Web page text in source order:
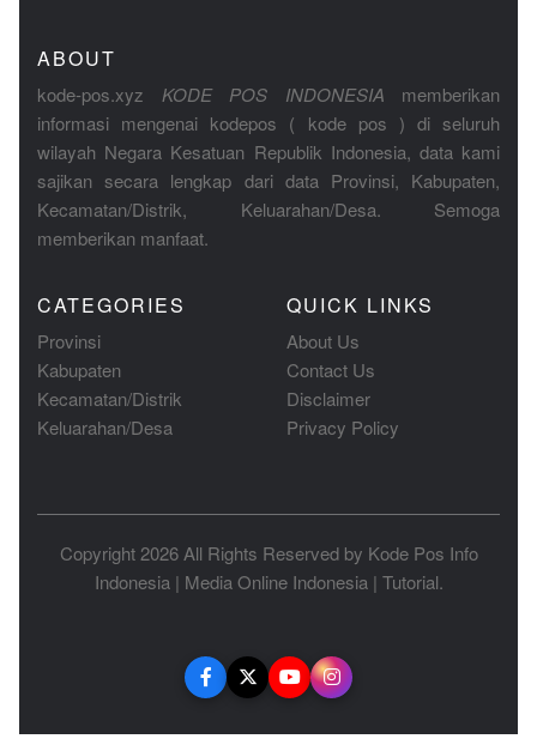
ABOUT
kode-pos.xyz KODE POS INDONESIA memberikan
informasi mengenai kodepos ( kode pos ) di seluruh
wilayah Negara Kesatuan Republik Indonesia, data kami
sajikan secara lengkap dari data Provinsi, Kabupaten,
Kecamatan/Distrik, Keluarahan/Desa. Semoga
memberikan manfaat.
CATEGORIES
Provinsi
Kabupaten
Kecamatan/Distrik
Keluarahan/Desa
QUICK LINKS
About Us
Contact Us
Disclaimer
Privacy Policy
Copyright 2026 All Rights Reserved by Kode Pos Info
Indonesia| Media Online Indonesia| Tutorial.